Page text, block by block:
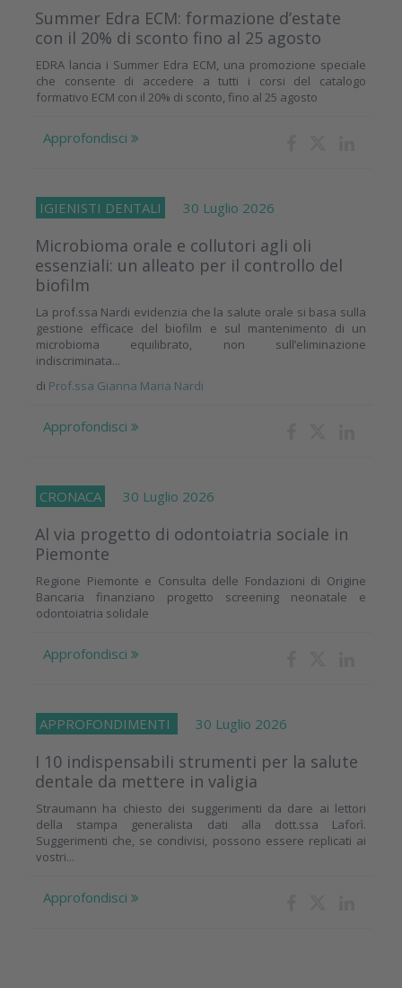
Summer Edra ECM: formazione d’estate
con il 20% di sconto fino al 25 agosto
EDRA lancia i Summer Edra ECM, una promozione speciale
che consente di accedere a tutti i corsi del catalogo
formativo ECM con il 20% di sconto, fino al 25 agosto
Approfondisci
IGIENISTI DENTALI 30 Luglio 2026
Microbioma orale e collutori agli oli
essenziali: un alleato per il controllo del
biofilm
La prof.ssa Nardi evidenzia che la salute orale si basa sulla
gestione efficace del biofilm e sul mantenimento di un
microbioma equilibrato, non sull’eliminazione
indiscriminata...
di Prof.ssa Gianna Maria Nardi
Approfondisci
CRONACA 30 Luglio 2026
Al via progetto di odontoiatria sociale in
Piemonte
Regione Piemonte e Consulta delle Fondazioni di Origine
Bancaria finanziano progetto screening neonatale e
odontoiatria solidale
Approfondisci
APPROFONDIMENTI 30 Luglio 2026
I 10 indispensabili strumenti per la salute
dentale da mettere in valigia
Straumann ha chiesto dei suggerimenti da dare ai lettori
della stampa generalista dati alla dott.ssa Laforì.
Suggerimenti che, se condivisi, possono essere replicati ai
vostri...
Approfondisci